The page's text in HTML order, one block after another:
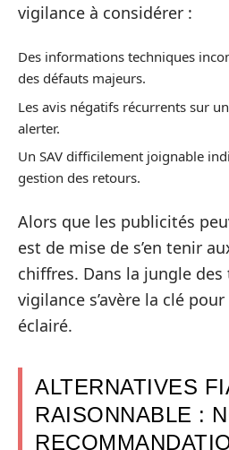
vigilance à considérer :
Des informations techniques
des défauts majeurs.
Les avis négatifs récurrents sur
alerter.
Un SAV difficilement joignable
gestion des retours.
Alors que les publicités
est de mise de s’en tenir
chiffres. Dans la jungle des
vigilance s’avère la clé
éclairé.
ALTERNATIVES
RAISONNABLE :